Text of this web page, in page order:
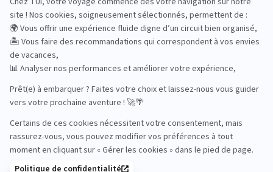
Road Trips
Safari
Sénior